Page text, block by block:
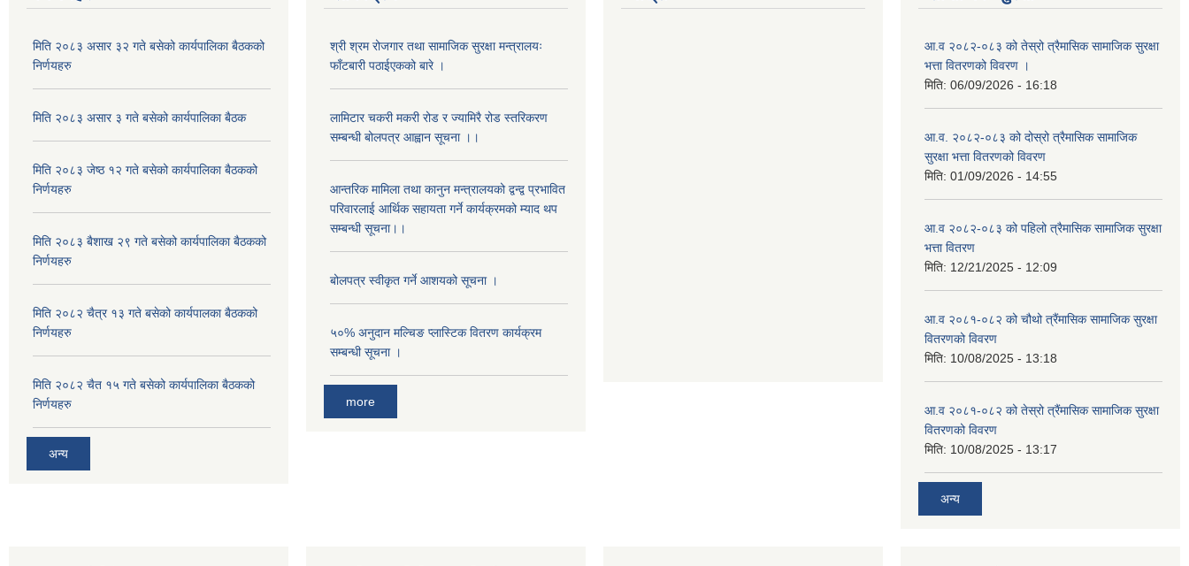
मिति २०८३ असार ३२ गते बसेको कार्यपालिका बैठकको
निर्णयहरु
मिति २०८३ असार ३ गते बसेको कार्यपालिका बैठक
मिति २०८३ जेष्ठ १२ गते बसेको कार्यपालिका बैठकको
निर्णयहरु
मिति २०८३ बैशाख २९ गते बसेको कार्यपालिका बैठकको
निर्णयहरु
मिति २०८२ चैत्र १३ गते बसेको कार्यपालका बैठकको
निर्णयहरु
मिति २०८२ चैत १५ गते बसेको कार्यपालिका बैठकको
निर्णयहरु
अन्य
श्री श्रम रोजगार तथा सामाजिक सुरक्षा मन्त्रालयः
फाँटबारी पठाईएकको बारे ।
लामिटार चकरी मकरी रोड र ज्यामिरै रोड स्तरिकरण
सम्बन्धी बोलपत्र आह्वान सूचना ।।
आन्तरिक मामिला तथा कानुन मन्त्रालयको द्वन्द्व प्रभावित
परिवारलाई आर्थिक सहायता गर्ने कार्यक्रमको म्याद थप
सम्बन्धी सूचना।।
बोलपत्र स्वीकृत गर्ने आशयको सूचना ।
५०% अनुदान मल्चिङ प्लास्टिक वितरण कार्यक्रम
सम्बन्धी सूचना ।
more
आ.व २०८२-०८३ को तेस्रो त्रैमासिक सामाजिक सुरक्षा
भत्ता वितरणको विवरण ।
मिति: 06/09/2026 - 16:18
आ.व. २०८२-०८३ को दोस्रो त्रैमासिक सामाजिक
सुरक्षा भत्ता वितरणको विवरण
मिति: 01/09/2026 - 14:55
आ.व २०८२-०८३ को पहिलो त्रैमासिक सामाजिक सुरक्षा
भत्ता वितरण
मिति: 12/21/2025 - 12:09
आ.व २०८१-०८२ को चौथो त्रैंमासिक सामाजिक सुरक्षा
वितरणको विवरण
मिति: 10/08/2025 - 13:18
आ.व २०८१-०८२ को तेस्रो त्रैंमासिक सामाजिक सुरक्षा
वितरणको विवरण
मिति: 10/08/2025 - 13:17
अन्य